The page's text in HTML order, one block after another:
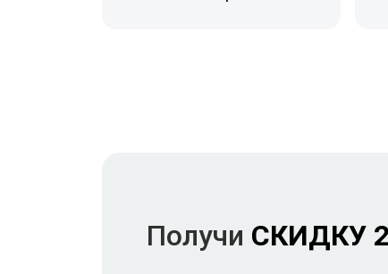
Получи СКИДКУ